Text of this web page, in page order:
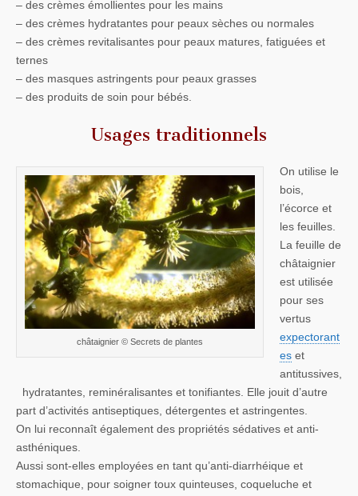
– des crèmes émollientes pour les mains
– des crèmes hydratantes pour peaux sèches ou normales
– des crèmes revitalisantes pour peaux matures, fatiguées et
ternes
– des masques astringents pour peaux grasses
– des produits de soin pour bébés.
Usages traditionnels
châtaignier © Secrets de plantes
On utilise le
bois,
l’écorce et
les feuilles.
La feuille de
châtaignier
est utilisée
pour ses
vertus
expectorant
es et
antitussives,
hydratantes, reminéralisantes et tonifiantes. Elle jouit d’autre
part d’activités antiseptiques, détergentes et astringentes.
On lui reconnaît également des propriétés sédatives et anti-
asthéniques.
Aussi sont-elles employées en tant qu’anti-diarrhéique et
stomachique, pour soigner toux quinteuses, coqueluche et